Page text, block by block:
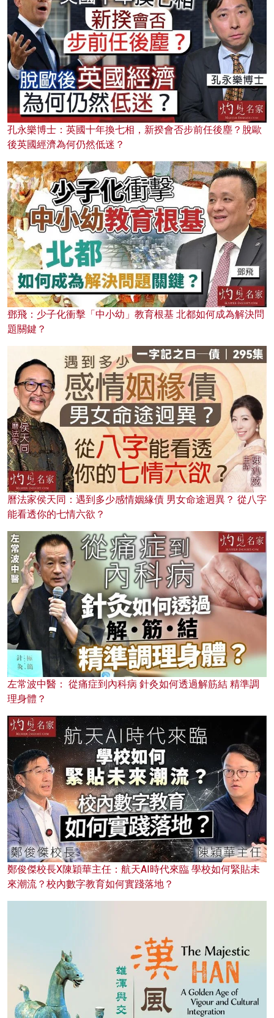
孔永樂博士：英國十年換七相，新揆會否步前任後塵？脫歐
後英國經濟為何仍然低迷？
鄧飛：少子化衝擊「中小幼」教育根基 北都如何成為解決問
題關鍵？
曆法家侯天同：遇到多少感情姻緣債 男女命途迥異？ 從八字
能看透你的七情六欲？
左常波中醫： 從痛症到內科病 針灸如何透過解筋結 精準調
理身體？
鄭俊傑校長X陳穎華主任：航天AI時代來臨 學校如何緊貼未
來潮流？校內數字教育如何實踐落地？